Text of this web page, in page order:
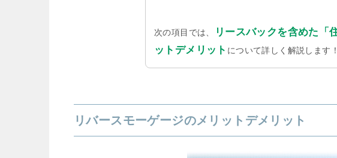
次の項目では、
リースバックを含めた「
ットデメリット について詳しく解説します！
リバースモーゲージのメリットデメリット